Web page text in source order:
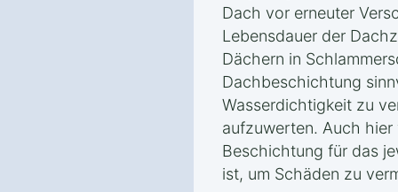
Dach vor erneuter
Lebensdauer der
Dächern in
Dachbeschichtung
Wasserdichtigkeit zu
aufzuwerten. Auch
Beschichtung für das
ist, um Schäden zu